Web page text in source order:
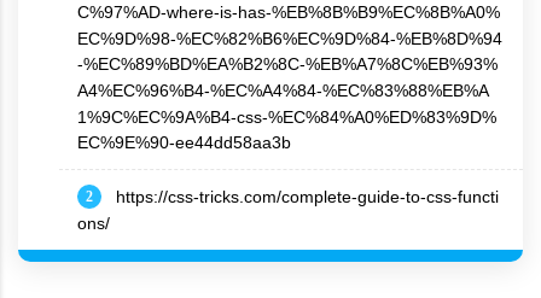
C%97%AD-where-is-has-%EB%8B%B9%EC%8B%A0%
EC%9D%98-%EC%82%B6%EC%9D%84-%EB%8D%94
-%EC%89%BD%EA%B2%8C-%EB%A7%8C%EB%93%
A4%EC%96%B4-%EC%A4%84-%EC%83%88%EB%A
1%9C%EC%9A%B4-css-%EC%84%A0%ED%83%9D%
EC%9E%90-ee44dd58aa3b
2
https://css-tricks.com/complete-guide-to-css-functi
ons/